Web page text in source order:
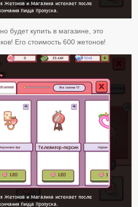
будет купить в магазине, это
Его стоимость 600 жетонов!